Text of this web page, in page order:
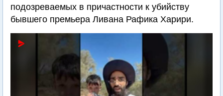
подозреваемых в причастности к убийству
бывшего премьера Ливана Рафика Харири.